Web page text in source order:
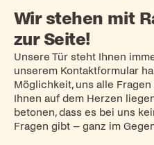
Wir stehen mit
zur Seite!
Unsere Tür steht Ihnen
unserem Kontaktformular
Möglichkeit, uns alle Fragen
Ihnen auf dem Herzen
betonen, dass es bei uns
Fragen gibt – ganz im